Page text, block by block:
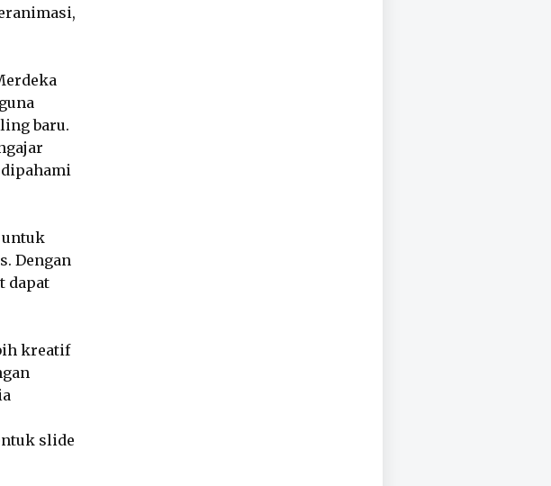
baru.
untuk
Dengan
dapat
kreatif
slide